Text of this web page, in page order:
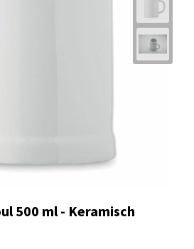
500 ml - Keramisch